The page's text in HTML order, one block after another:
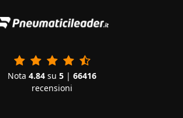
Nota 4.84 su 5 | 66416
recensioni